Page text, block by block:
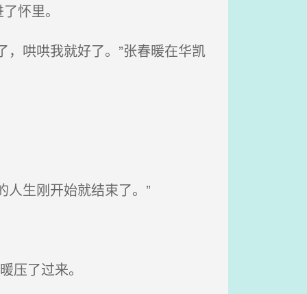
怀里。
哄哄我就好了。”张春暖在华凯
生刚开始就结束了。”
了过来。